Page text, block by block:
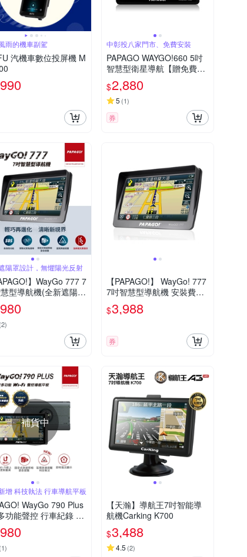
雨的機車副駕
汽機車數位投屏機 M
中彰投八家門市、免費安裝
PAPAGO WAYGO!660 5吋
智慧型衛星導航【贈免費安
裝參說明】
$2,880
5 (1)
券
陽罩設計，無懼陽光反射
】WayGo 777 7
型導航機(全新遮陽罩
/S1圖像化導航介面/測
)~急
(2)
【PAPAGO!】 WayGo! 777
7吋智慧型導航機 安裝費另
計
$3,988
券
補貨中
增 科技執法 行車導航平板
WayGo 790 Plus
功能聲控 行車紀錄 導
板(科技執法/WIFI線上
資)~急
(1)
【天瀚】導航王7吋智能導
航機Carking K700
$3,488
4.5 (2)